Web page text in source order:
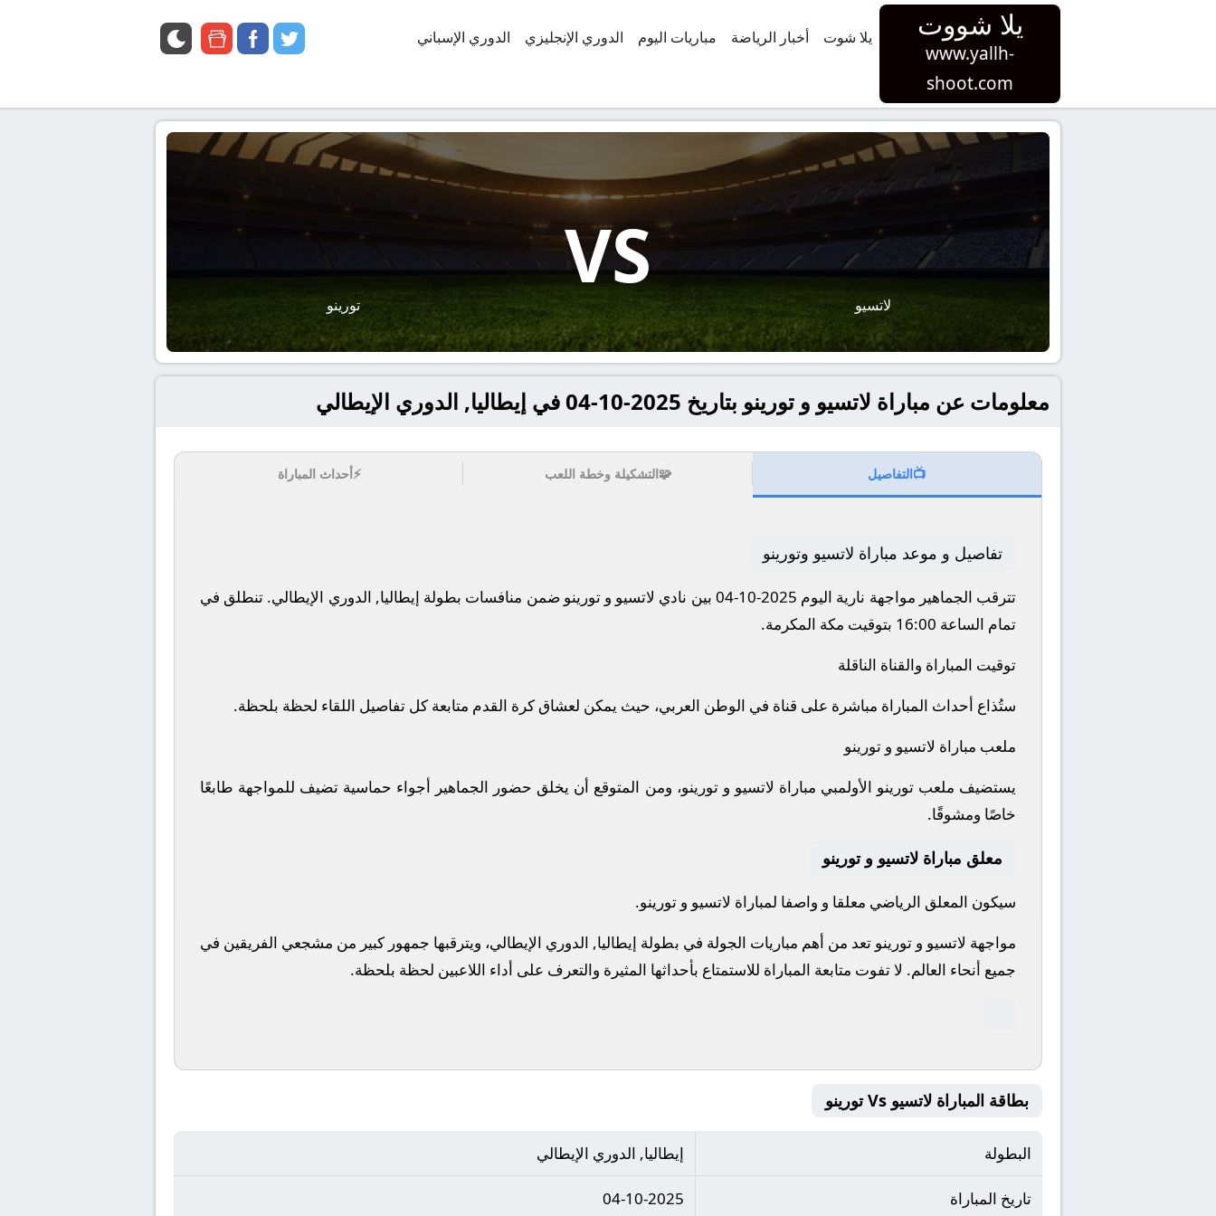
يلا شووت
www.yallh-
shoot.com
يلا شوت أخبار الرياضة مباريات اليوم الدوري الإنجليزي الدوري الإسباني twitter
facebook
google
لاتسيو
VS
تورينو
معلومات عن مباراة لاتسيو و تورينو بتاريخ 2025-10-04 في إيطاليا, الدوري الإيطالي
📺التفاصيل 🧩التشكيلة وخطة اللعب ⚡أحداث المباراة
تفاصيل و موعد مباراة لاتسيو وتورينو
تترقب الجماهير مواجهة نارية اليوم 2025-10-04 بين نادي لاتسيو و تورينو ضمن منافسات بطولة إيطاليا, الدوري الإيطالي.
تنطلق في
تمام الساعة 16:00 بتوقيت مكة المكرمة.
توقيت المباراة والقناة الناقلة
ستُذاع أحداث المباراة مباشرة على قناة في الوطن العربي، حيث يمكن لعشاق كرة القدم متابعة كل تفاصيل اللقاء لحظة بلحظة.
ملعب مباراة لاتسيو و تورينو
يستضيف ملعب تورينو الأولمبي مباراة لاتسيو و تورينو، ومن المتوقع أن يخلق حضور الجماهير أجواء حماسية تضيف للمواجهة طابعًا
خاصًا ومشوقًا.
معلق مباراة لاتسيو و تورينو
سيكون المعلق الرياضي معلقا و واصفا لمباراة لاتسيو و تورينو.
مواجهة لاتسيو و تورينو تعد من أهم مباريات الجولة في بطولة إيطاليا, الدوري الإيطالي، ويترقبها جمهور كبير من مشجعي الفريقين في
جميع أنحاء العالم. لا تفوت متابعة المباراة للاستمتاع بأحداثها المثيرة والتعرف على أداء اللاعبين لحظة بلحظة.
بطاقة المباراة لاتسيو Vs تورينو
البطولة إيطاليا, الدوري الإيطالي
تاريخ المباراة 04-10-2025